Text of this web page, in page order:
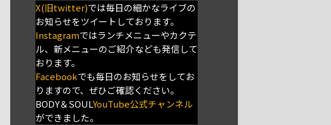
X(旧twitter)では毎日の細かなライブの
お知らせをツイートしております。
Instagramではランチメニューやカクテ
ル、新メニューのご紹介なども発信して
おります。
Facebookでも毎日のお知らせをしてお
りますので、ぜひご確認ください。
BODY＆SOULYouTube公式チャンネル
ができました。